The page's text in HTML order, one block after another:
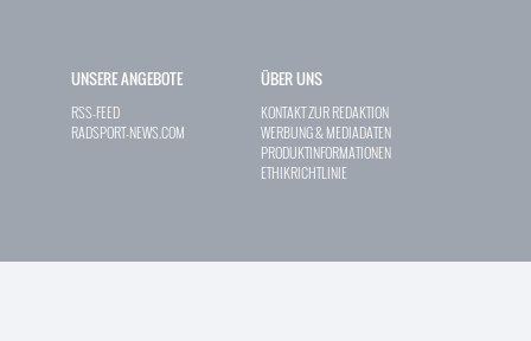
UNSERE ANGEBOTE
RSS-FEED
RADSPORT-NEWS.COM
ÜBER UNS
KONTAKT ZUR REDAKTION
WERBUNG & MEDIADATEN
PRODUKTINFORMATIONEN
ETHIKRICHTLINIE